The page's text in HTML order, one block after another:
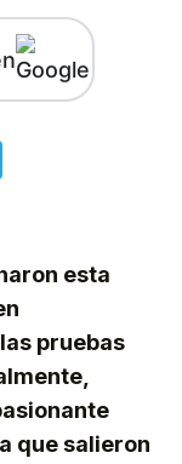
esta
pruebas
que salieron